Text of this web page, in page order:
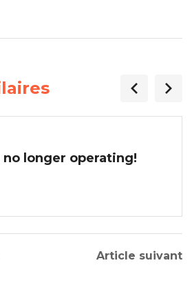
no longer operating!
Article suivant